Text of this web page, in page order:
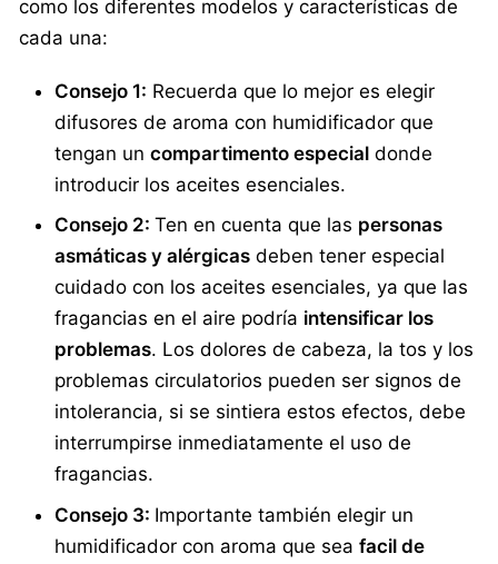
como los diferentes modelos y características de
cada una:
Consejo 1: Recuerda que lo mejor es elegir
difusores de aroma con humidificador que
tengan un compartimento especial donde
introducir los aceites esenciales.
Consejo 2: Ten en cuenta que las personas
asmáticas y alérgicas deben tener especial
cuidado con los aceites esenciales, ya que las
fragancias en el aire podría intensificar los
problemas. Los dolores de cabeza, la tos y los
problemas circulatorios pueden ser signos de
intolerancia, si se sintiera estos efectos, debe
interrumpirse inmediatamente el uso de
fragancias.
Consejo 3: Importante también elegir un
humidificador con aroma que sea facil de